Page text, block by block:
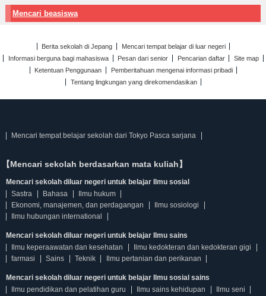
Mencari beasiswa
Berita sekolah di Jepang
Mencari tempat belajar di luar negeri
Informasi berguna bagi mahasiswa
Pesan dari senior Pencarian daftar
Site map
Ketentuan Penggunaan
Pemberitahuan mengenai informasi pribadi
Tentang lingkungan yang direkomendasikan
Mencari tempat belajar sekolah dari Tokyo Pasca sarjana
【Mencari sekolah berdasarkan mata kuliah】
Mencari sekolah diluar negeri untuk belajar Ilmu sosial
Sastra
Bahasa
Ilmu hukum
Ekonomi, manajemen, dan perdagangan
Ilmu sosiologi
Ilmu hubungan international
Mencari sekolah diluar negeri untuk belajar Ilmu sains
Ilmu keperaawatan dan kesehatan
Ilmu kedokteran dan kedokteran gigi
farmasi
Sains Teknik Ilmu pertanian dan perikanan
Mencari sekolah diluar negeri untuk belajar Ilmu sosial sains
Ilmu pendidikan dan pelatihan guru
Ilmu sains kehidupan
Ilmu seni